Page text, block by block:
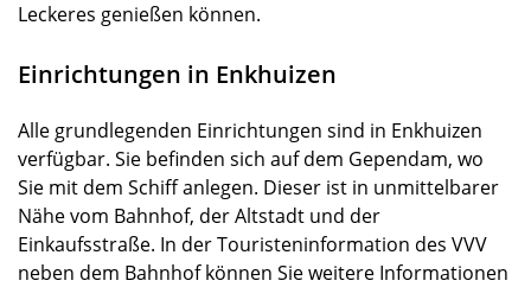
Leckeres genießen können.
Einrichtungen in Enkhuizen
Alle grundlegenden Einrichtungen sind in Enkhuizen
verfügbar. Sie befinden sich auf dem Gependam, wo
Sie mit dem Schiff anlegen. Dieser ist in unmittelbarer
Nähe vom Bahnhof, der Altstadt und der
Einkaufsstraße. In der Touristeninformation des VVV
neben dem Bahnhof können Sie weitere Informationen